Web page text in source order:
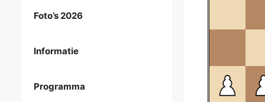
Foto’s 2026
Informatie
Programma